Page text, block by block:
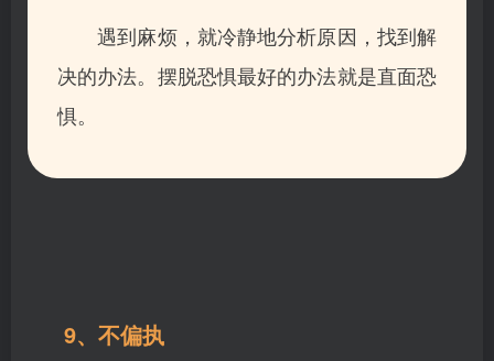
遇到麻烦，就冷静地分析原因，找到解
决的办法。摆脱恐惧最好的办法就是直面恐
惧。
9、不偏执